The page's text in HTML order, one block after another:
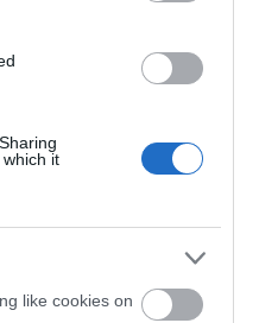
it
like cookies on